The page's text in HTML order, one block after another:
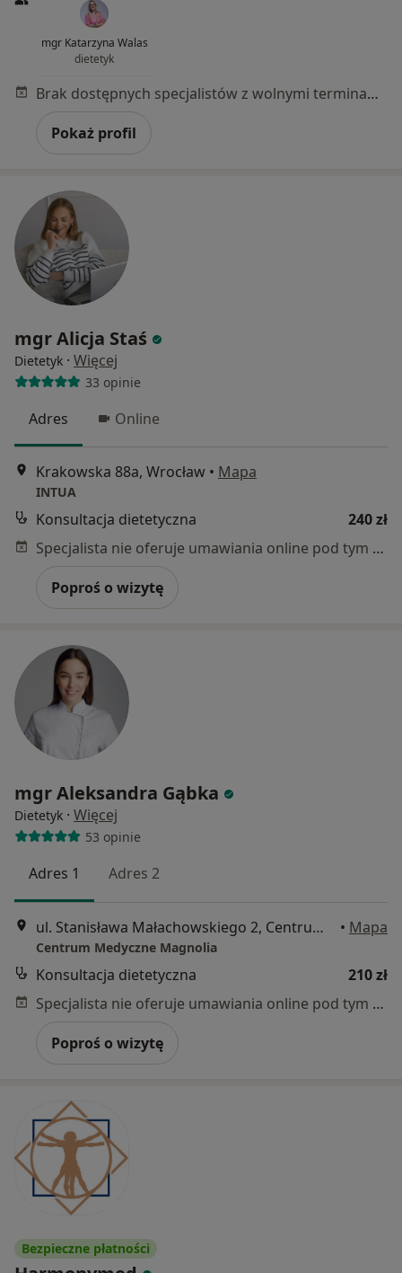
mgr Katarzyna Walas
dietetyk
Brak dostępnych specjalistów z wolnymi terminami w tym centrum medycznym.
Pokaż profil
mgr Alicja Staś
Dietetyk · Więcej
33 opinie
Adres Online
Krakowska 88a, Wrocław • Mapa
INTUA
Konsultacja dietetyczna
240 zł
Specjalista nie oferuje umawiania online pod tym adresem.
Poproś o wizytę
mgr Aleksandra Gąbka
Dietetyk · Więcej
53 opinie
Adres 1 Adres 2
ul. Stanisława Małachowskiego 2, Centrum Medyczne Magnolia Śródmieście, Wrocław • Mapa
Centrum Medyczne Magnolia
Konsultacja dietetyczna
210 zł
Specjalista nie oferuje umawiania online pod tym adresem.
Poproś o wizytę
Bezpieczne płatności